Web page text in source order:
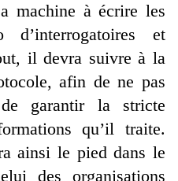
machine à écrire les
d’interrogatoires et
il devra suivre à la
afin de ne pas
garantir la stricte
qu’il traite.
ainsi le pied dans le
des organisations